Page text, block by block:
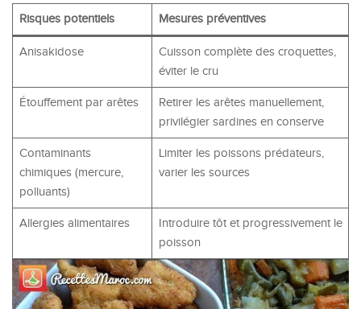
Risques potentiels
Mesures préventives
Anisakidose
Cuisson complète des croquettes,
éviter le cru
Étouffement par arêtes
Retirer les arêtes manuellement,
privilégier sardines en conserve
Contaminants
chimiques (mercure,
polluants)
Limiter les poissons prédateurs,
varier les sources
Allergies alimentaires
Introduire tôt et progressivement le
poisson